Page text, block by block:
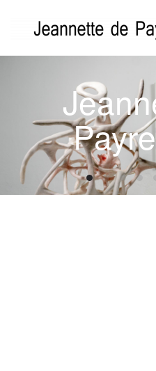
Zum Hauptinhalt springen
Jeannette